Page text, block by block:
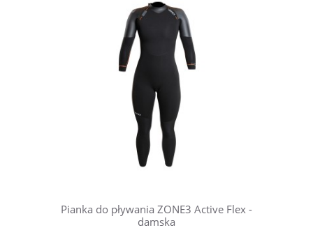
Pianka do pływania ZONE3 Active Flex -
damska